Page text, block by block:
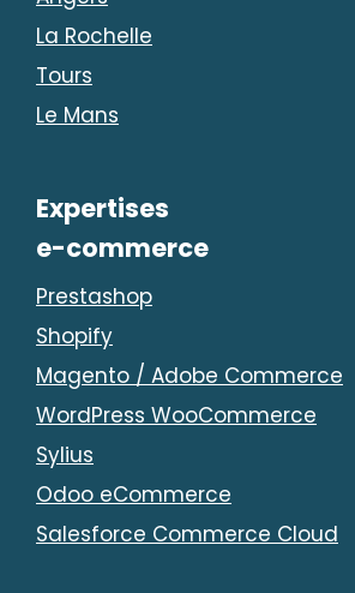
La Rochelle
Tours
Le Mans
Expertises
e-commerce
Prestashop
Shopify
Magento / Adobe Commerce
WordPress WooCommerce
Sylius
Odoo eCommerce
Salesforce Commerce Cloud